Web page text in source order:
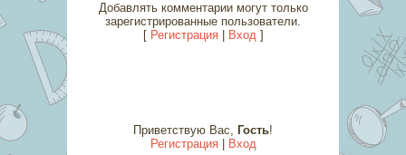
Добавлять комментарии могут только
зарегистрированные пользователи.
[ Регистрация| Вход]
Приветствую Вас, Гость!
Регистрация| Вход